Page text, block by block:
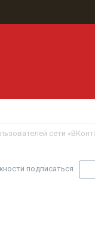
сети
подписаться